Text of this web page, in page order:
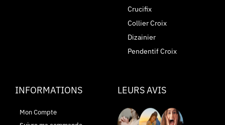
Crucifix
Collier Croix
Dizainier
Pendentif Croix
INFORMATIONS
Mon Compte
LEURS AVIS